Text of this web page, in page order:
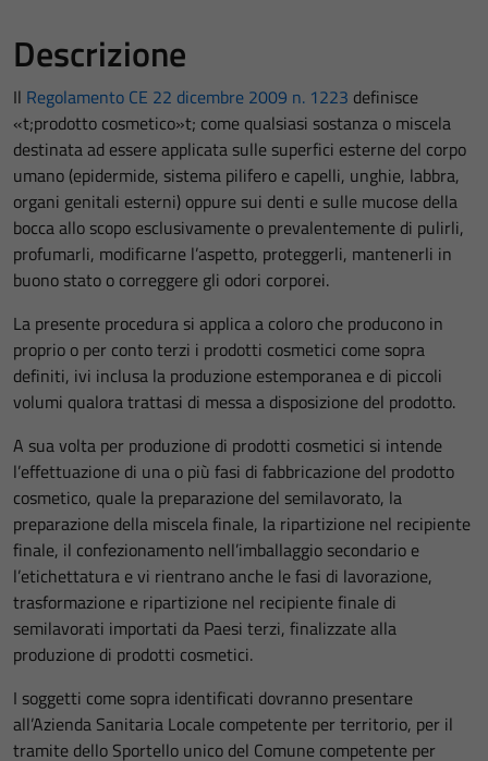
Descrizione
Il Regolamento CE 22 dicembre 2009 n. 1223 definisce
«t;prodotto cosmetico»t; come qualsiasi sostanza o miscela
destinata ad essere applicata sulle superfici esterne del corpo
umano (epidermide, sistema pilifero e capelli, unghie, labbra,
organi genitali esterni) oppure sui denti e sulle mucose della
bocca allo scopo esclusivamente o prevalentemente di pulirli,
profumarli, modificarne l’aspetto, proteggerli, mantenerli in
buono stato o correggere gli odori corporei.
La presente procedura si applica a coloro che producono in
proprio o per conto terzi i prodotti cosmetici come sopra
definiti, ivi inclusa la produzione estemporanea e di piccoli
volumi qualora trattasi di messa a disposizione del prodotto.
A sua volta per produzione di prodotti cosmetici si intende
l’effettuazione di una o più fasi di fabbricazione del prodotto
cosmetico, quale la preparazione del semilavorato, la
preparazione della miscela finale, la ripartizione nel recipiente
finale, il confezionamento nell’imballaggio secondario e
l’etichettatura e vi rientrano anche le fasi di lavorazione,
trasformazione e ripartizione nel recipiente finale di
semilavorati importati da Paesi terzi, finalizzate alla
produzione di prodotti cosmetici.
I soggetti come sopra identificati dovranno presentare
all’Azienda Sanitaria Locale competente per territorio, per il
tramite dello Sportello unico del Comune competente per